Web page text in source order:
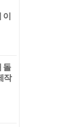
돌
작